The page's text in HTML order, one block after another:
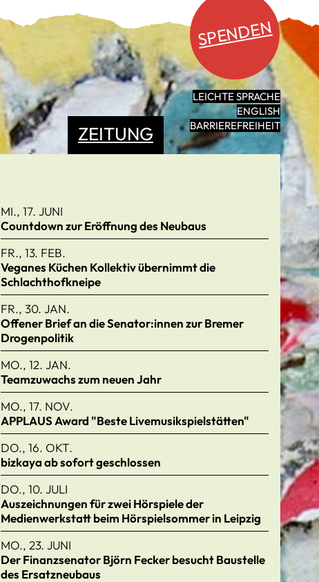
SPENDEN
LEICHTE SPRACHE
ENGLISH
BARRIEREFREIHEIT
ZEITUNG
MI., 17. JUNI
Countdown zur Eröffnung des Neubaus
FR., 13. FEB.
Veganes Küchen Kollektiv übernimmt die
Schlachthofkneipe
FR., 30. JAN.
Offener Brief an die Senator:innen zur Bremer
Drogenpolitik
MO., 12. JAN.
Teamzuwachs zum neuen Jahr
MO., 17. NOV.
APPLAUS Award "Beste Livemusikspielstätten"
DO., 16. OKT.
bizkaya ab sofort geschlossen
DO., 10. JULI
Auszeichnungen für zwei Hörspiele der
Medienwerkstatt beim Hörspielsommer in Leipzig
MO., 23. JUNI
Der Finanzsenator Björn Fecker besucht Baustelle
des Ersatzneubaus